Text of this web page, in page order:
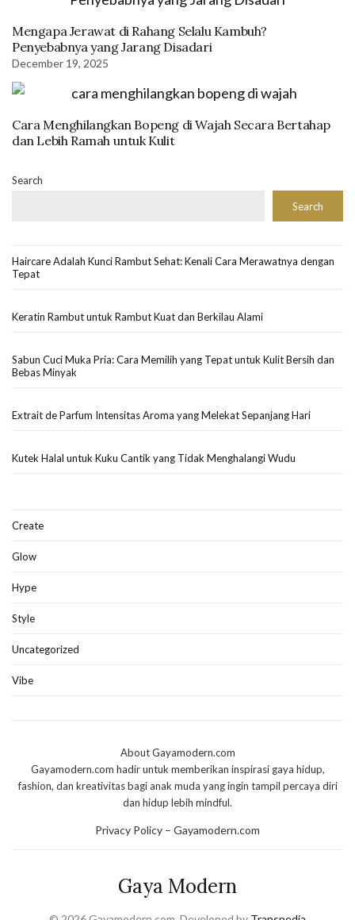
Mengapa Jerawat di Rahang Selalu Kambuh?
Penyebabnya yang Jarang Disadari
December 19, 2025
Cara Menghilangkan Bopeng di Wajah Secara Bertahap
dan Lebih Ramah untuk Kulit
Search
Search
Haircare Adalah Kunci Rambut Sehat: Kenali Cara Merawatnya dengan
Tepat
Keratin Rambut untuk Rambut Kuat dan Berkilau Alami
Sabun Cuci Muka Pria: Cara Memilih yang Tepat untuk Kulit Bersih dan
Bebas Minyak
Extrait de Parfum Intensitas Aroma yang Melekat Sepanjang Hari
Kutek Halal untuk Kuku Cantik yang Tidak Menghalangi Wudu
Create
Glow
Hype
Style
Uncategorized
Vibe
About Gayamodern.com
Gayamodern.com hadir untuk memberikan inspirasi gaya hidup,
fashion, dan kreativitas bagi anak muda yang ingin tampil percaya diri
dan hidup lebih mindful.
Privacy Policy – Gayamodern.com
Gaya Modern